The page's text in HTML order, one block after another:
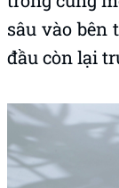
sâu vào bên
đầu còn lại